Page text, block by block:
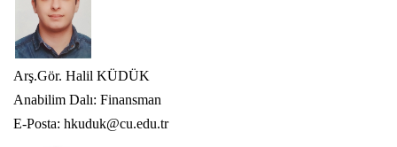
Arş.Gör. Halil KÜDÜK
Anabilim Dalı: Finansman
E-Posta: hkuduk@cu.edu.tr